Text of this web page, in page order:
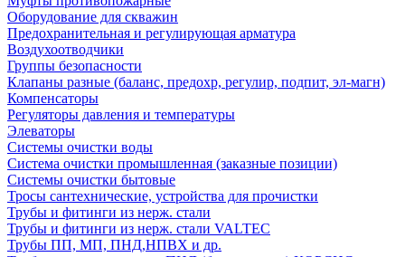
Оборудование для скважин
Предохранительная и регулирующая арматура
Воздухоотводчики
Группы безопасности
Клапаны разные (баланс, предохр, регулир, подпит, эл-магн)
Компенсаторы
Регуляторы давления и температуры
Элеваторы
Системы очистки воды
Система очистки промышленная (заказные позиции)
Системы очистки бытовые
Тросы сантехнические, устройства для прочистки
Трубы и фитинги из нерж. стали
Трубы и фитинги из нерж. стали VALTEC
Трубы ПП, МП, ПНД,НПВХ и др.